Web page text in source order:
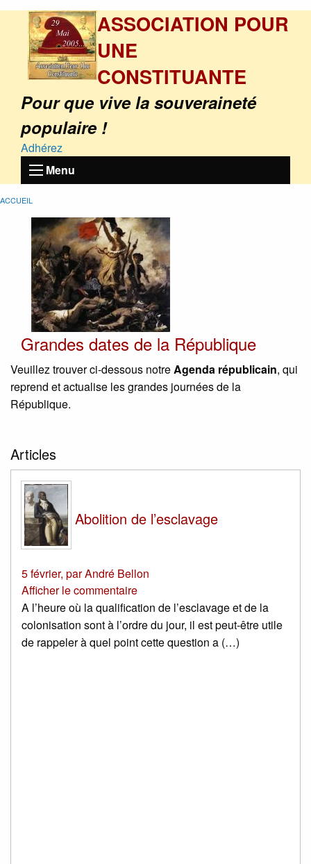
ASSOCIATION POUR
UNE
CONSTITUANTE
Pour que vive la souveraineté
populaire !
Adhérez
Menu
ACCUEIL
Grandes dates de la République
Veuillez trouver ci-dessous notreAgenda républicain, qui
reprend et actualise les grandes journées de la
République.
Articles
Abolition de l’esclavage
5 février, parAndré Bellon
Afficher le commentaire
A l’heure où la qualification de l’esclavage et de la
colonisation sont à l’ordre du jour, il est peut-être utile
de rappeler à quel point cette question a (…)